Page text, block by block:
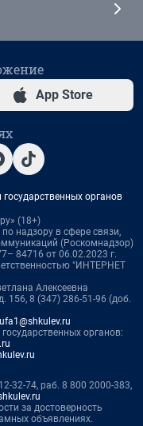
App Store
органов
(18+)
надзору в сфере связи,
(Роскомнадзор)
84716 от 06.02.2023 г.
"ИНТЕРНЕТ
Алексеевна
156, 8 (347) 286-51-96 (доб.
ufa1@shkulev.ru
органов:
32-74, раб. 8 800 2000-383,
за достоверность
объявлениях.